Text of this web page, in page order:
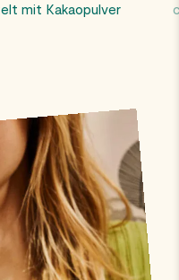
mit Kakaopulver